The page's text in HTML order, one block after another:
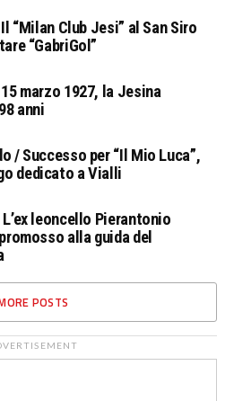
“Milan Club Jesi” al San Siro
“GabriGol”
marzo 1927, la Jesina
anni
/ Successo per “Il Mio Luca”,
dedicato a Vialli
leoncello Pierantonio
alla guida del
POSTS